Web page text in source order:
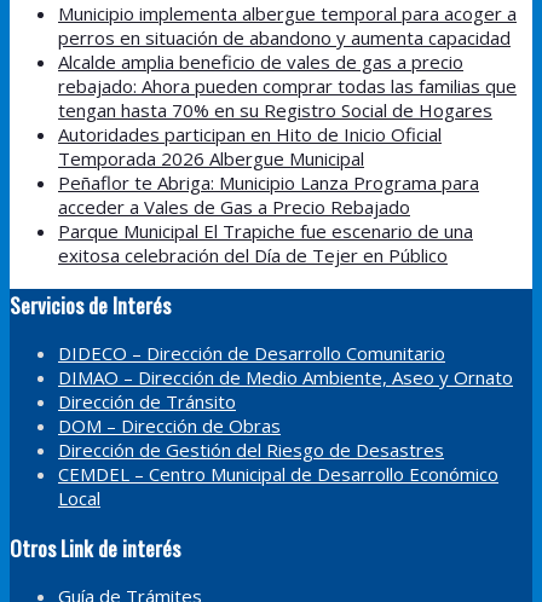
Municipio implementa albergue temporal para acoger a
perros en situación de abandono y aumenta capacidad
Alcalde amplia beneficio de vales de gas a precio
rebajado: Ahora pueden comprar todas las familias que
tengan hasta 70% en su Registro Social de Hogares
Autoridades participan en Hito de Inicio Oficial
Temporada 2026 Albergue Municipal
Peñaflor te Abriga: Municipio Lanza Programa para
acceder a Vales de Gas a Precio Rebajado
Parque Municipal El Trapiche fue escenario de una
exitosa celebración del Día de Tejer en Público
Servicios de Interés
DIDECO – Dirección de Desarrollo Comunitario
DIMAO – Dirección de Medio Ambiente, Aseo y Ornato
Dirección de Tránsito
DOM – Dirección de Obras
Dirección de Gestión del Riesgo de Desastres
CEMDEL – Centro Municipal de Desarrollo Económico
Local
Otros Link de interés
Guía de Trámites